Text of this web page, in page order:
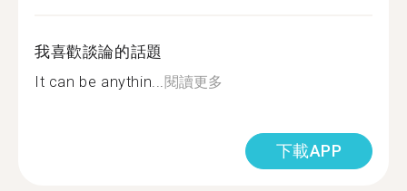
我喜歡談論的話題
It can be anythin...閱讀更多
下載APP